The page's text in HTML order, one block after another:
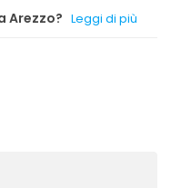
Arezzo? Leggi di più